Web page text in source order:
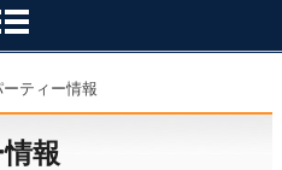
ティー情報
報